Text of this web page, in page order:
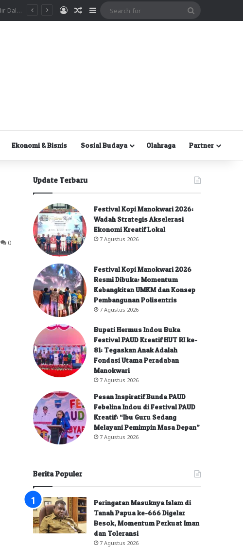
MasukRandom Article
Sidebar
Ekonomi & Bisnis Sosial Budaya Olahraga Partner
0
Update Terbaru
Festival Kopi Manokwari 2026:
Wadah Strategis Akselerasi
Ekonomi Kreatif Lokal
7 Agustus 2026
Festival Kopi Manokwari 2026
Resmi Dibuka: Momentum
Kebangkitan UMKM dan Konsep
Pembangunan Polisentris
7 Agustus 2026
Bupati Hermus Indou Buka
Festival PAUD Kreatif HUT RI ke-
81: Tegaskan Anak Adalah
Fondasi Utama Peradaban
Manokwari
7 Agustus 2026
Pesan Inspiratif Bunda PAUD
Febelina Indou di Festival PAUD
Kreatif: “Ibu Guru Sedang
Melayani Pemimpin Masa Depan”
7 Agustus 2026
Berita Populer
Peringatan Masuknya Islam di
Tanah Papua ke-666 Digelar
Besok, Momentum Perkuat Iman
dan Toleransi
7 Agustus 2026